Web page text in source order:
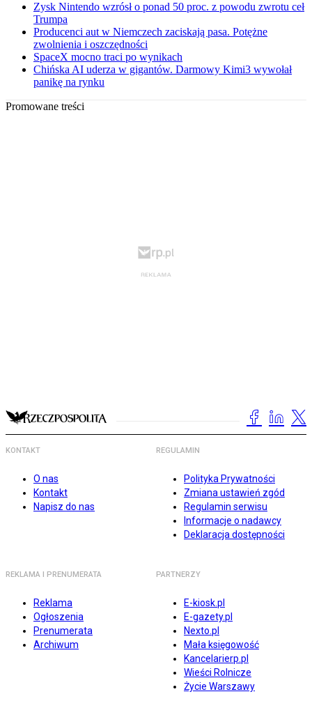
Zysk Nintendo wzrósł o ponad 50 proc. z powodu zwrotu ceł
Trumpa
Producenci aut w Niemczech zaciskają pasa. Potężne
zwolnienia i oszczędności
SpaceX mocno traci po wynikach
Chińska AI uderza w gigantów. Darmowy Kimi3 wywołał
panikę na rynku
Promowane treści
KONTAKT
O nas
Kontakt
Napisz do nas
REGULAMIN
Polityka Prywatności
Zmiana ustawień zgód
Regulamin serwisu
Informacje o nadawcy
Deklaracja dostępności
REKLAMA I PRENUMERATA
Reklama
Ogłoszenia
Prenumerata
Archiwum
PARTNERZY
E-kiosk.pl
E-gazety.pl
Nexto.pl
Mała księgowość
Kancelarierp.pl
Wieści Rolnicze
Życie Warszawy